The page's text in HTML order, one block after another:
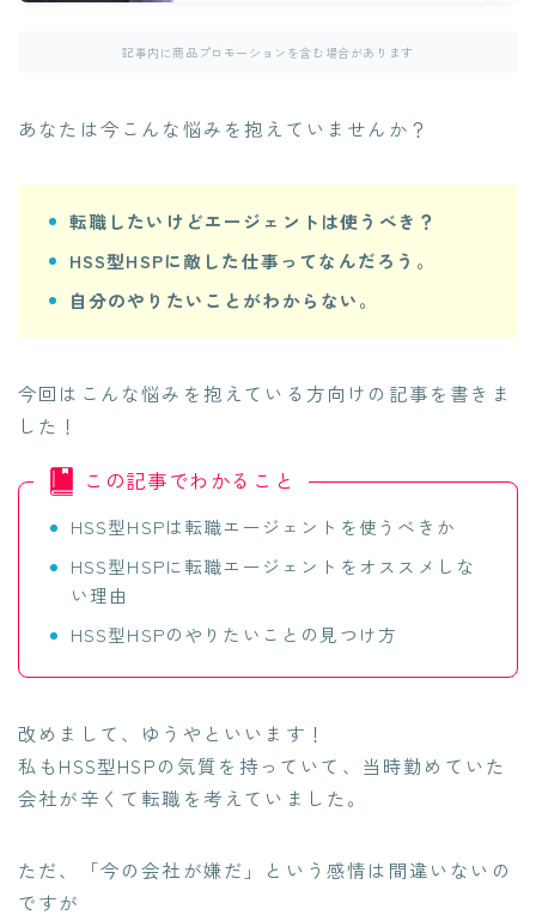
記事内に商品プロモーションを含む場合があります
あなたは今こんな悩みを抱えていませんか？
転職したいけどエージェントは使うべき？
HSS型HSPに敵した仕事ってなんだろう。
自分のやりたいことがわからない。
今回はこんな悩みを抱えている方向けの記事を書きま
した！
この記事でわかること
HSS型HSPは転職エージェントを使うべきか
HSS型HSPに転職エージェントをオススメしな
い理由
HSS型HSPのやりたいことの見つけ方
改めまして、ゆうやといいます！
私もHSS型HSPの気質を持っていて、当時勤めていた
会社が辛くて転職を考えていました。
ただ、「今の会社が嫌だ 」という感情は間違いないの
ですが